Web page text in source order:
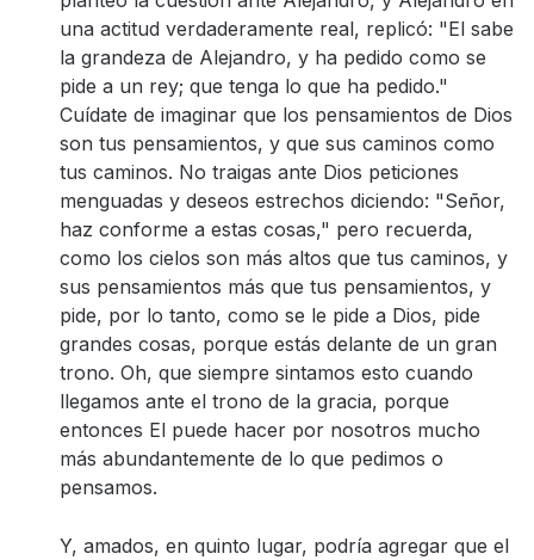
una actitud verdaderamente real, replicó: "El sabe
la grandeza de Alejandro, y ha pedido como se
pide a un rey; que tenga lo que ha pedido."
Cuídate de imaginar que los pensamientos de Dios
son tus pensamientos, y que sus caminos como
tus caminos. No traigas ante Dios peticiones
menguadas y deseos estrechos diciendo: "Señor,
haz conforme a estas cosas," pero recuerda,
como los cielos son más altos que tus caminos, y
sus pensamientos más que tus pensamientos, y
pide, por lo tanto, como se le pide a Dios, pide
grandes cosas, porque estás delante de un gran
trono. Oh, que siempre sintamos esto cuando
llegamos ante el trono de la gracia, porque
entonces El puede hacer por nosotros mucho
más abundantemente de lo que pedimos o
pensamos.
Y, amados, en quinto lugar, podría agregar que el